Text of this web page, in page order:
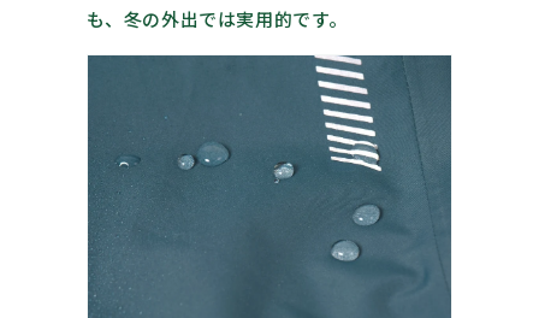
も、冬の外出では実用的です。